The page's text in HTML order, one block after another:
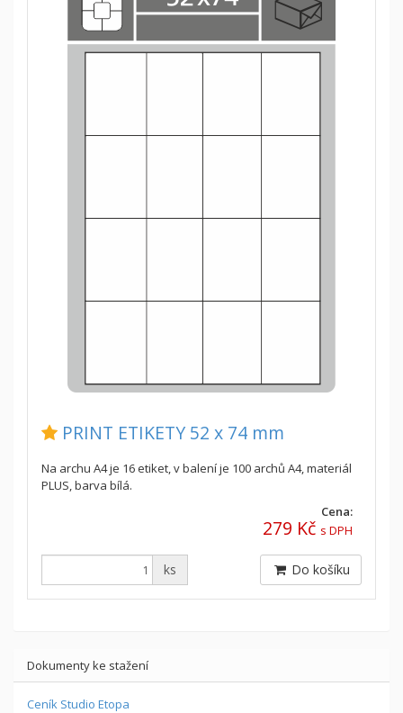
PRINT ETIKETY 52 x 74 mm
Na archu A4 je 16 etiket, v balení je 100 archů A4, materiál
PLUS, barva bílá.
Cena:
279 Kč s DPH
ks Do košíku
Dokumenty ke stažení
Ceník Studio Etopa